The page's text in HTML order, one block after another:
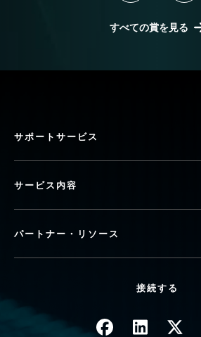
すべての賞を見る
サポートサービス
サービス内容
パートナー・リソース
接続する
画像 画像 画像